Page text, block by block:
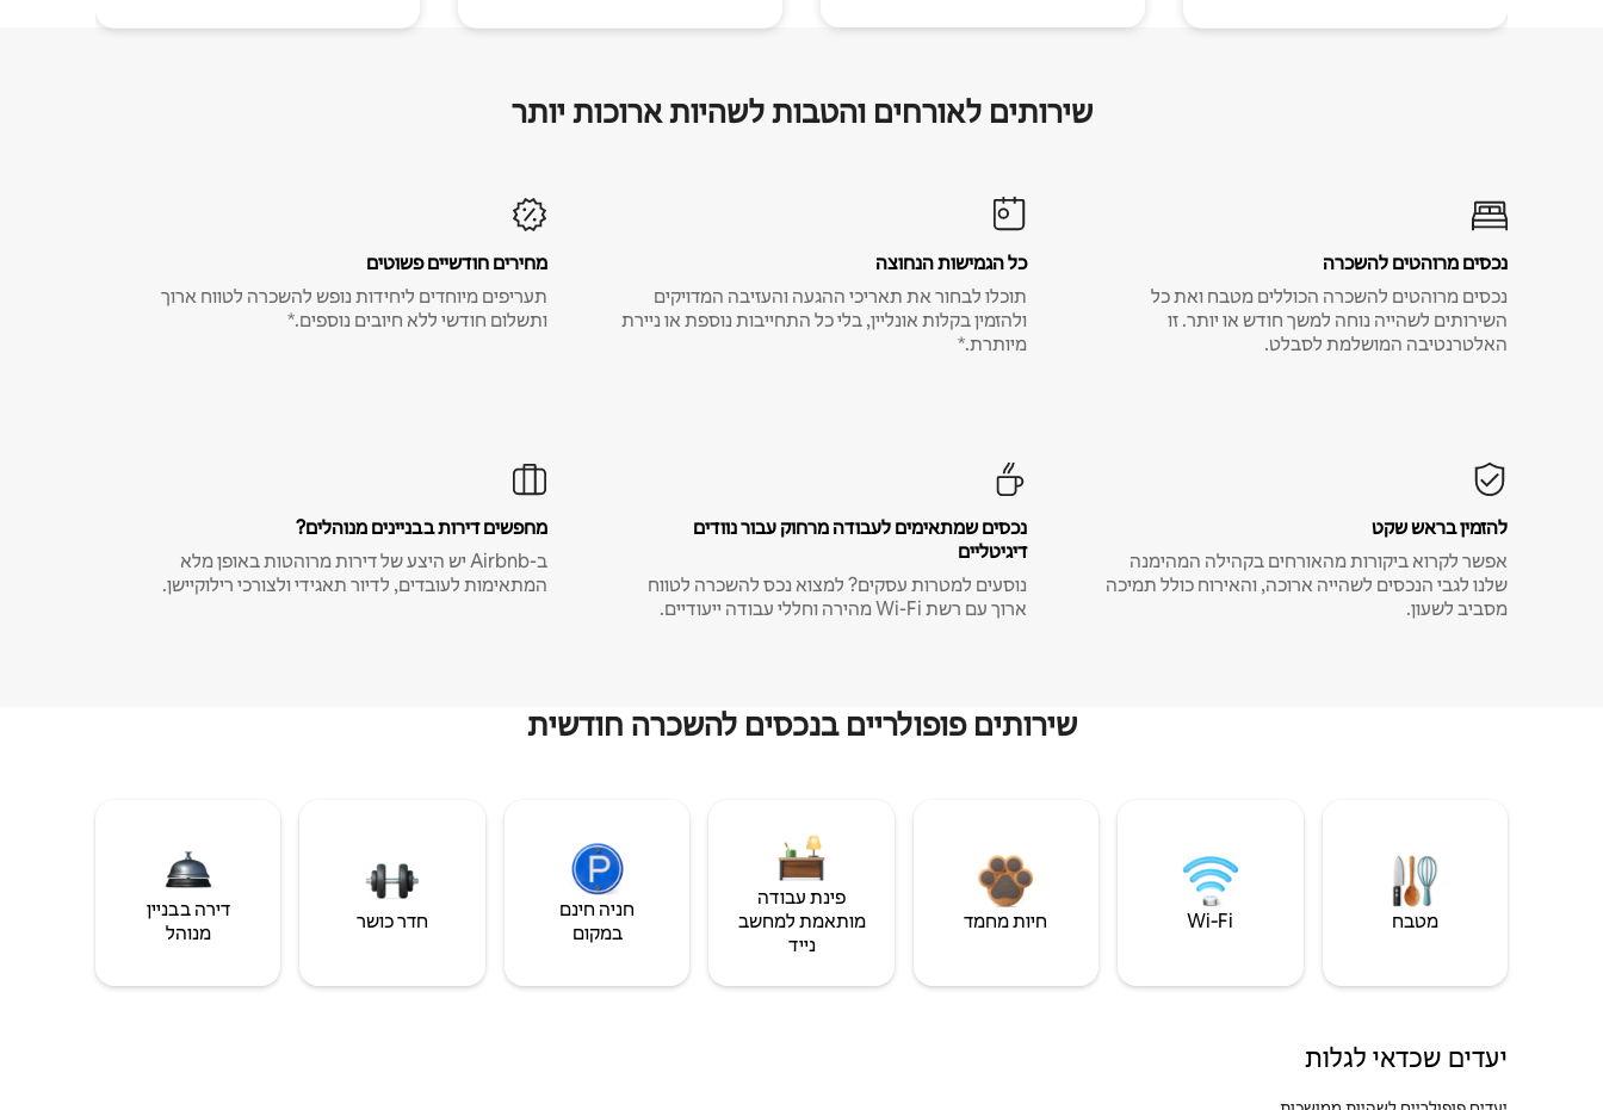
שירותים לאורחים והטבות לשהיות ארוכות יותר
נכסים מרוהטים להשכרה
נכסים מרוהטים להשכרה הכוללים מטבח ואת כל
השירותים לשהייה נוחה למשך חודש או יותר. זו
האלטרנטיבה המושלמת לסבלט.
כל הגמישות הנחוצה
תוכלו לבחור את תאריכי ההגעה והעזיבה המדויקים
ולהזמין בקלות אונליין, בלי כל התחייבות נוספת או ניירת
מיותרת.*
מחירים חודשיים פשוטים
תעריפים מיוחדים ליחידות נופש להשכרה לטווח ארוך
ותשלום חודשי ללא חיובים נוספים.*
להזמין בראש שקט
אפשר לקרוא ביקורות מהאורחים בקהילה המהימנה
שלנו לגבי הנכסים לשהייה ארוכה, והאירוח כולל תמיכה
מסביב לשעון.
נכסים שמתאימים לעבודה מרחוק עבור נוודים
דיגיטליים
נוסעים למטרות עסקים? למצוא נכס להשכרה לטווח
ארוך עם רשת Wi-Fi מהירה וחללי עבודה ייעודיים.
מחפשים דירות בבניינים מנוהלים?
ב-Airbnb יש היצע של דירות מרוהטות באופן מלא
המתאימות לעובדים, לדיור תאגידי ולצורכי רילוקיישן.
שירותים פופולריים בנכסים להשכרה חודשית
מטבח Wi‑Fi חיות מחמד
פינת עבודה
מותאמת למחשב
נייד
חניה חינם
במקום
חדר כושר
דירה בבניין
מנוהל
יעדים שכדאי לגלות